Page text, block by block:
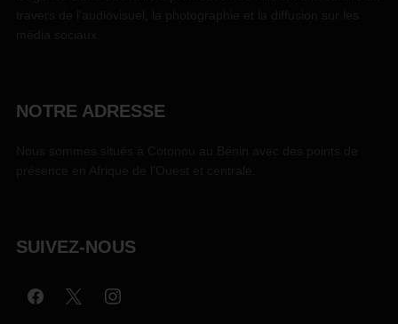
NOTRE ADRESSE
SUIVEZ-NOUS